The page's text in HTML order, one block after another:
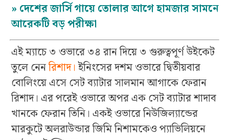
» দেশের জার্সি গায়ে তোলার আগে হামজার সামনে
আরেকটি বড় পরীক্ষা
এই ম্যাচে ৩ ওভারে ৩৪ রান দিয়ে ৩ গুরুত্বপূর্ণ উইকেট
তুলে নেনরিশাদ।ইনিংসের দশম ওভারে দ্বিতীয়বার
বোলিংয়ে এসে সেট ব্যাটার সালমান আগাকে ফেরান
রিশাদ। এর পরেই ওভারে অপর এক সেট ব্যাটার শাদাব
খানকে ফেরান তিনি। একই ওভারে নিউজিল্যান্ডের
মারকুটে অলরাউন্ডার জিমি নিশামকেও প্যাভিলিয়নে